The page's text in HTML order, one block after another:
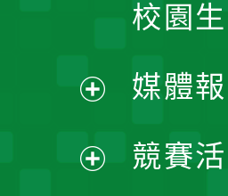
校園
媒體
競賽
開